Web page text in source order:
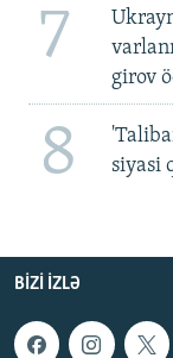
7
girov
8
siyasi
BIZI IZLƏ